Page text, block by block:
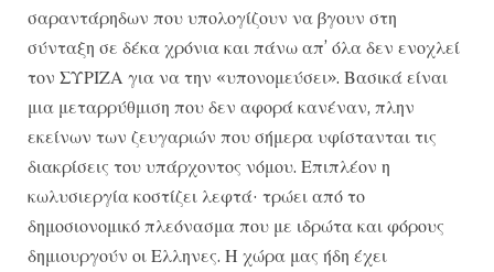
σαραντάρηδων που υπολογίζουν να βγουν στη
σύνταξη σε δέκα χρόνια και πάνω απ’ όλα δεν ενοχλεί
τον ΣΥΡΙΖΑ για να την «υπονομεύσει». Βασικά είναι
μια μεταρρύθμιση που δεν αφορά κανέναν, πλην
εκείνων των ζευγαριών που σήμερα υφίστανται τις
διακρίσεις του υπάρχοντος νόμου. Επιπλέον η
κωλυσιεργία κοστίζει λεφτά· τρώει από το
δημοσιονομικό πλεόνασμα που με ιδρώτα και φόρους
δημιουργούν οι Ελληνες. Η χώρα μας ήδη έχει